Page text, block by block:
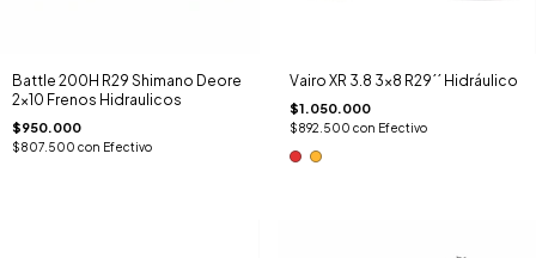
Battle 200H R29 Shimano Deore
2x10 Frenos Hidraulicos
$950.000
$807.500 con Efectivo
Vairo XR 3.8 3×8 R29´´ Hidráulico
$1.050.000
$892.500 con Efectivo